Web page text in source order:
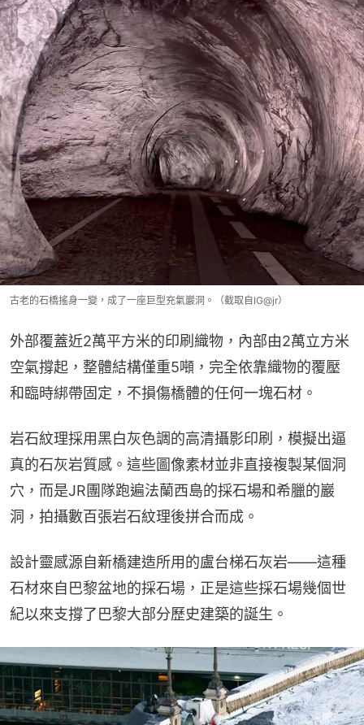
古老的石橋搖身一變，成了一座巨型充氣巖洞。（截取自IG@jr）
外部覆蓋近2萬平方米的印刷織物，內部由2萬立方米
空氣撐起，整體結構僅重5噸，完全依靠織物的覆壓
和臨時綁帶固定，不損傷橋體的任何一塊石材。
岩石紋理採用黑白灰色調的高清攝影印刷，模擬出逼
真的石灰岩質感。這些圖像素材並非直接複製某個洞
穴，而是JR團隊跑遍法蘭西島的採石場和希臘的巖
洞，拍攝數百張岩石紋理後拼合而成。
設計靈感源自新橋建造所用的盧台梯石灰岩——這種
石材來自巴黎盆地的採石場，正是這些採石場幾個世
紀以來支撐了巴黎大部分歷史建築的誕生。